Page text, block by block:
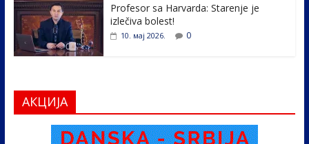
Profesor sa Harvarda: Starenje je
izlečiva bolest!
10. мај 2026. 0
АКЦИЈА